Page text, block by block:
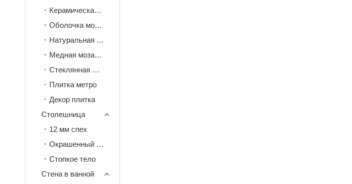
Керамическая мозаика
Оболочка мозаика
Натуральная камень мозаика
Медная мозаика
Стеклянная мозаика
Плитка метро
Декор плитка
Столешница
12 мм спех
Окрашенный камень 20 мм
Стопкое тело
Стена в ванной